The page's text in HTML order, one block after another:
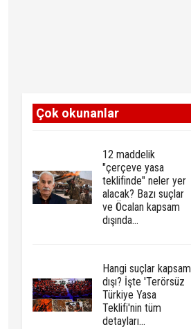
Çok okunanlar
12 maddelik
"çerçeve yasa
teklifinde" neler yer
alacak? Bazı suçlar
ve Öcalan kapsam
dışında…
Hangi suçlar kapsam
dışı? İşte 'Terörsüz
Türkiye Yasa
Teklifi'nin tüm
detayları...